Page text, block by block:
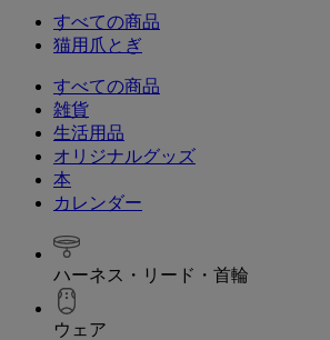
すべての商品
猫用爪とぎ
すべての商品
雑貨
生活用品
オリジナルグッズ
本
カレンダー
ハーネス・リード・首輪
ウェア